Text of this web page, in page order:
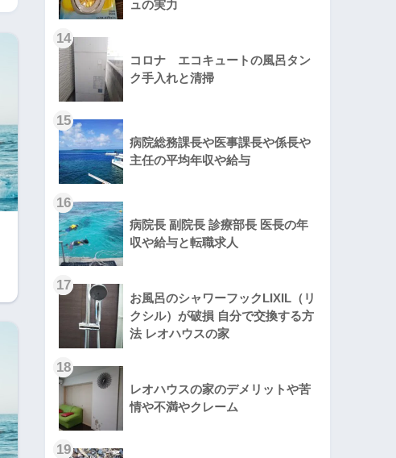
ュの実力
14
コロナ エコキュートの風呂タン
ク手入れと清掃
15
病院総務課長や医事課長や係長や
主任の平均年収や給与
16
病院長 副院長 診療部長 医長の年
収や給与と転職求人
17
お風呂のシャワーフックLIXIL（リ
クシル）が破損 自分で交換する方
法 レオハウスの家
18
レオハウスの家のデメリットや苦
情や不満やクレーム
19